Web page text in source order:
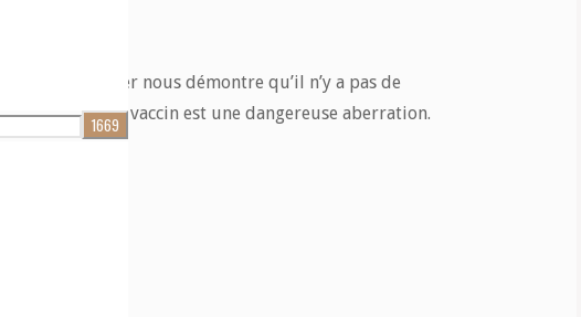
Stückelberger nous démontre qu’il n’y a pas de
et que le vaccin est une dangereuse aberration.